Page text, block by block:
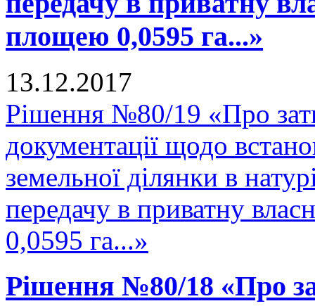
площею 0,0595 га...»
13.12.2017
Рішення №80/19 «Про
документації щодо
земельної ділянки в
передачу в приватну
0,0595 га...»
Рішення №80/18 «Про